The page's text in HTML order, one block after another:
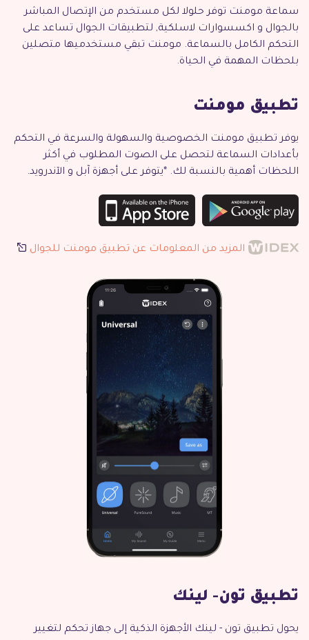
سماعة مومنت توفر حلولا لكل مستخدم من الإتصال المباشر
بالجوال و اكسسوارات لاسلكية, لتطبيقات الجوال تساعد على
التحكم الكامل بالسماعة. مومنت تبقي مستخدميها متصلين
بلحظات المهمة في الحياة.
تطبيق مومنت
يوفر تطبيق مومنت الخصوصية والسهولة والسرعة في التحكم
بأعدادات السماعة لتحصل على الصوت المطلوب في أكثر
اللحظات أهمية بالنسبة لك. *يتوفر على أجهزة آبل و الآندرويد.
المزيد من المعلومات عن تطبيق مومنت للجوال
تطبيق تون- لينك
يحول تطبيق تون - لينك الأجهزة الذكية إلى جهاز تحكم لتغيير